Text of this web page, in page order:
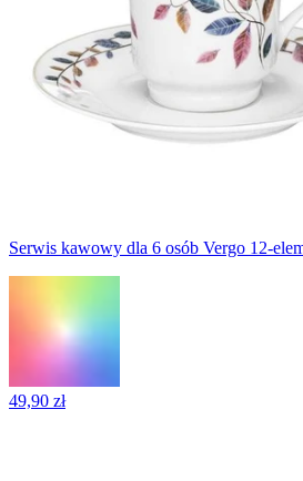
Serwis kawowy dla 6 osób Vergo 12-
49,90 zł